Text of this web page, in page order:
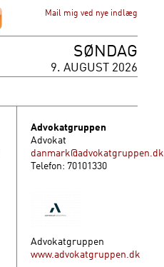
Mail mig ved nye indlæg
SØNDAG
9. AUGUST 2026
Advokatgruppen
Advokat
danmark@advokatgruppen.dk
Telefon: 70101330
Advokatgruppen
www.advokatgruppen.dk